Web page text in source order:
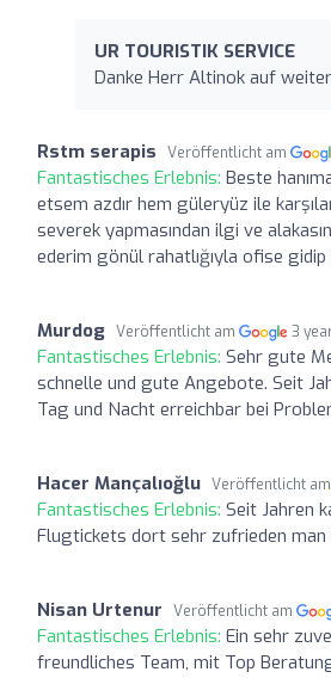
UR TOURISTIK SERVICE
Danke Herr Altinok auf
Rstm serapis Veröffentlicht am
Fantastisches Erlebnis: Beste
etsem azdır hem güleryüz ile
severek yapmasından ilgi ve
ederim gönül rahatlığıyla ofise
Murdog Veröffentlicht am 3
Fantastisches Erlebnis: Sehr gute
schnelle und gute Angebote. Seit
Tag und Nacht erreichbar bei
Hacer Mançalıoğlu Veröffentlicht am
Fantastisches Erlebnis: Seit Jahren
Flugtickets dort sehr zufrieden
Nisan Urtenur Veröffentlicht am
Fantastisches Erlebnis: Ein sehr
freundliches Team, mit Top